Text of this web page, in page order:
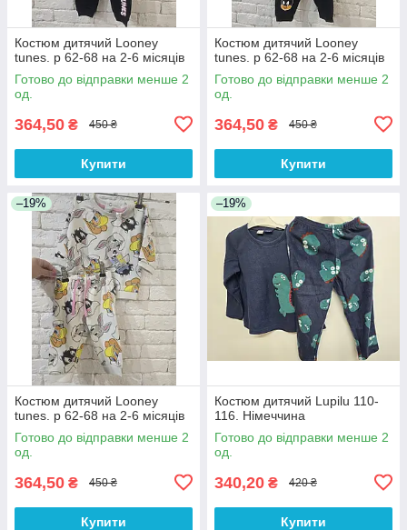
Костюм дитячий Looney
tunes. р 62-68 на 2-6 місяців
Готово до відправки менше 2
од.
364,50 ₴ 450 ₴
Купити
Костюм дитячий Looney
tunes. р 62-68 на 2-6 місяців
Готово до відправки менше 2
од.
364,50 ₴ 450 ₴
Купити
–19%
Костюм дитячий Looney
tunes. р 62-68 на 2-6 місяців
Готово до відправки менше 2
од.
364,50 ₴ 450 ₴
Купити
–19%
Костюм дитячий Lupilu 110-
116. Німеччина
Готово до відправки менше 2
од.
340,20 ₴ 420 ₴
Купити